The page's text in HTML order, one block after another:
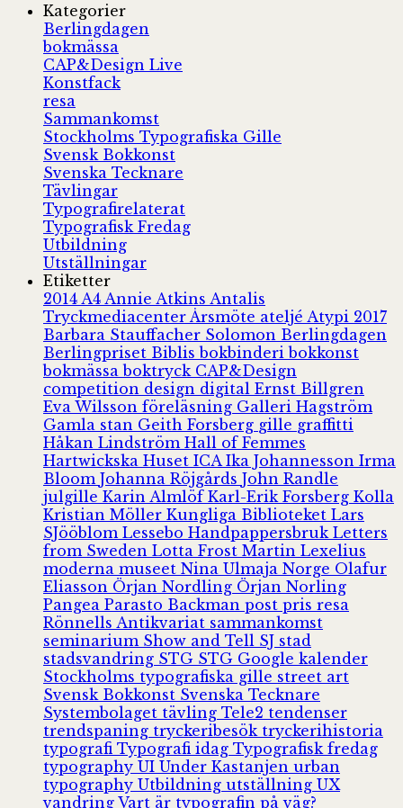
Kategorier
Berlingdagen
bokmässa
CAP&Design Live
Konstfack
resa
Sammankomst
Stockholms Typografiska Gille
Svensk Bokkonst
Svenska Tecknare
Tävlingar
Typografirelaterat
Typografisk Fredag
Utbildning
Utställningar
Etiketter
2014 A4 Annie Atkins Antalis
Tryckmediacenter Årsmöte ateljé Atypi 2017
Barbara Stauffacher Solomon Berlingdagen
Berlingpriset Biblisbokbinderibokkonst
bokmässaboktryck CAP&Design
competition design digital Ernst Billgren
Eva Wilsson föreläsning Galleri Hagström
Gamla stan Geith Forsberg gille graffitti
Håkan Lindström Hall of Femmes
Hartwickska Huset ICA Ika Johannesson Irma
Bloom Johanna Röjgårds John Randle
julgille Karin Almlöf Karl-Erik Forsberg Kolla
Kristian Möller Kungliga Biblioteket Lars
SJööblom Lessebo Handpappersbruk Letters
from Sweden Lotta Frost Martin Lexelius
moderna museet Nina Ulmaja Norge Olafur
Eliasson Örjan Nordling Örjan Norling
Pangea Parasto Backman post pris resa
Rönnells Antikvariat sammankomst
seminarium Show and Tell SJ stad
stadsvandring STG STG Google kalender
Stockholms typografiska gille street art
Svensk Bokkonst Svenska Tecknare
Systembolaget tävling Tele2 tendenser
trendspaning tryckeribesök tryckerihistoria
typografi Typografi idag Typografisk fredag
typography UI Under Kastanjen urban
typography Utbildning utställning UX
vandring Vart är typografin på väg?